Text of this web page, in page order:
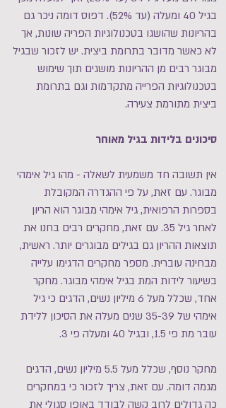
בגיל 40 ומעלה (עד 52%). דפוס דומה ניכר גם
בהריונות שהושגו בטכנולוגיות הפריה שונות, אך
לא כאשר מדובר בתרומת ביצית. יש לזכור שבגיל
מבוגר רבים מן ההריונות מושגים תוך שימוש
בטכנולוגיות הפרייה מתקדמות וגם בתרומת
ביצית מתורמת צעירה.
סיכונים בלידות בגיל מאוחר
אין תשובה חד משמעית לשאלה - מהו גיל אימהי
מבוגר. עם זאת, על פי ההגדרה המקובלת
בספרות הרפואית, גיל אימהי מבוגר הוא הריון
לאחר גיל 35. עם זאת, מחקרים רבים בחנו את
תוצאות ההריון גם בגילים מבוגרים יותר. ראשית,
מבחינה עוברית. מספר מחקרים הדגימו עלייה
בשיעור לידות המת בגיל אימהי מבוגר. מחקר
אחד, שכלל מעל 6 מיליון נשים, הדגים כי גיל
אימהי של 35-39 שנים מעלה את הסיכון ללידת
עובר מת פי 1.5, ובגיל 40 ומעלה פי 3.
מחקר נוסף, שכלל מעל 5.5 מיליון נשים, הדגים
מגמה דומה. עם זאת, צריך לזכור כי במחקרים
כה גדולים לרוב קשה לבודד באופן סגולי את